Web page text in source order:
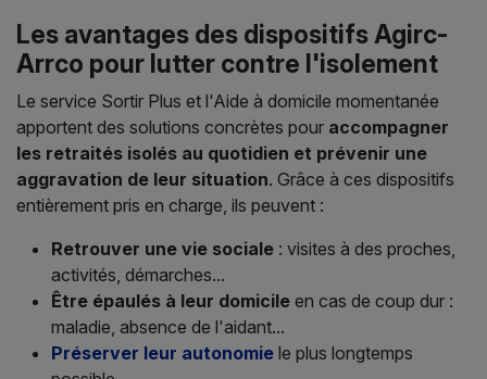
Les avantages des dispositifs Agirc-
Arrco pour lutter contre l'isolement
Le service Sortir Plus et l'Aide à domicile momentanée
apportent des solutions concrètes pour accompagner
les retraités isolés au quotidien et prévenir une
aggravation de leur situation. Grâce à ces dispositifs
entièrement pris en charge, ils peuvent :
Retrouver une vie sociale : visites à des proches,
activités, démarches...
Être épaulés à leur domicile en cas de coup dur :
maladie, absence de l'aidant...
Préserver leur autonomie le plus longtemps